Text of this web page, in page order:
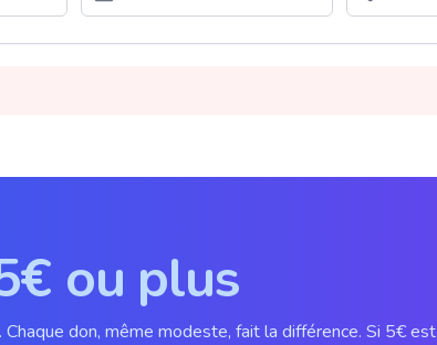
ou plus
don, même modeste, fait la différence. Si 5€ est